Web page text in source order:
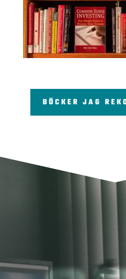
BÖCKER JAG